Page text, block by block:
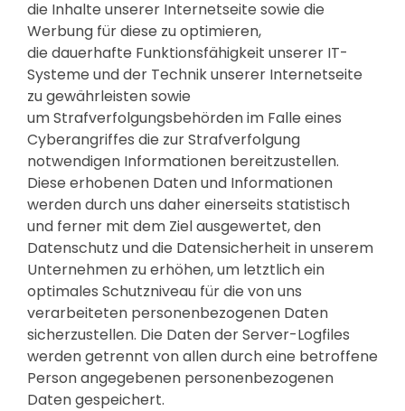
die Inhalte unserer Internetseite sowie die
Werbung für diese zu optimieren,
die dauerhafte Funktionsfähigkeit unserer IT-
Systeme und der Technik unserer Internetseite
zu gewährleisten sowie
um Strafverfolgungsbehörden im Falle eines
Cyberangriffes die zur Strafverfolgung
notwendigen Informationen bereitzustellen.
Diese erhobenen Daten und Informationen
werden durch uns daher einerseits statistisch
und ferner mit dem Ziel ausgewertet, den
Datenschutz und die Datensicherheit in unserem
Unternehmen zu erhöhen, um letztlich ein
optimales Schutzniveau für die von uns
verarbeiteten personenbezogenen Daten
sicherzustellen. Die Daten der Server-Logfiles
werden getrennt von allen durch eine betroffene
Person angegebenen personenbezogenen
Daten gespeichert.